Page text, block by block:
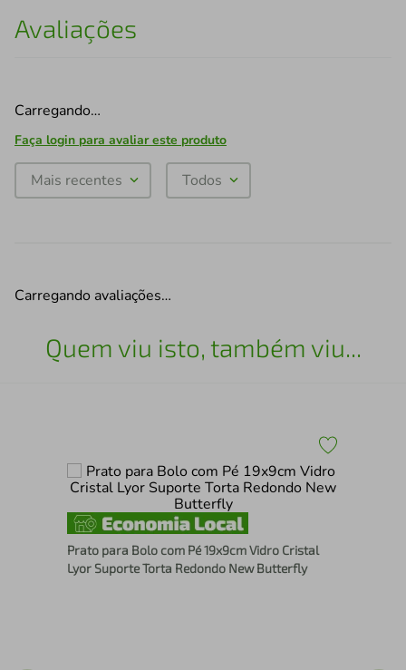
Avaliações
Carregando…
Faça login para avaliar este produto
Mais recentes Todos
Carregando avaliações…
Quem viu isto, também viu...
Prato para Bolo com Pé 19x9cm Vidro Cristal
Lyor Suporte Torta Redondo New Butterfly